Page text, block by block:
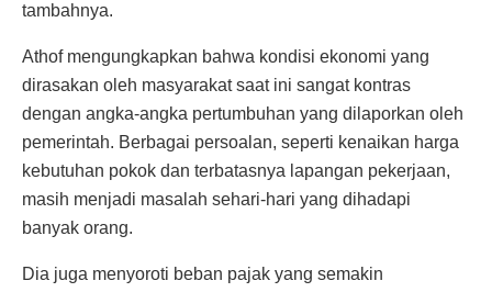
tambahnya.
Athof mengungkapkan bahwa kondisi ekonomi yang
dirasakan oleh masyarakat saat ini sangat kontras
dengan angka-angka pertumbuhan yang dilaporkan oleh
pemerintah. Berbagai persoalan, seperti kenaikan harga
kebutuhan pokok dan terbatasnya lapangan pekerjaan,
masih menjadi masalah sehari-hari yang dihadapi
banyak orang.
Dia juga menyoroti beban pajak yang semakin